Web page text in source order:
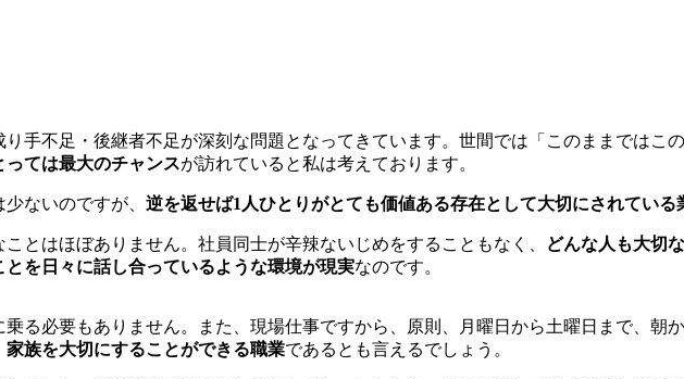
手不足・後継者不足が深刻な問題となってきています。世間では「このままではこ
っては最大のチャンスが訪れていると私は考えております。
ないのですが、 逆を返せば1人ひとりがとても価値ある存在として大切にされている
とはほぼありません。社員同士が辛辣ないじめをすることもなく、
どんな人も大切
を日々に話し合っているような環境が現実なのです。
る必要もありません。また、現場仕事ですから、原則、月曜日から土曜日まで、朝
家族を大切にすることができる職業であるとも言えるでしょう。